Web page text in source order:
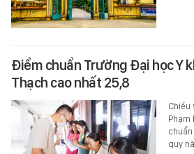
Điểm chuẩn Trường Đại học Y
Thạch cao nhất 25,8
Chiều
quy